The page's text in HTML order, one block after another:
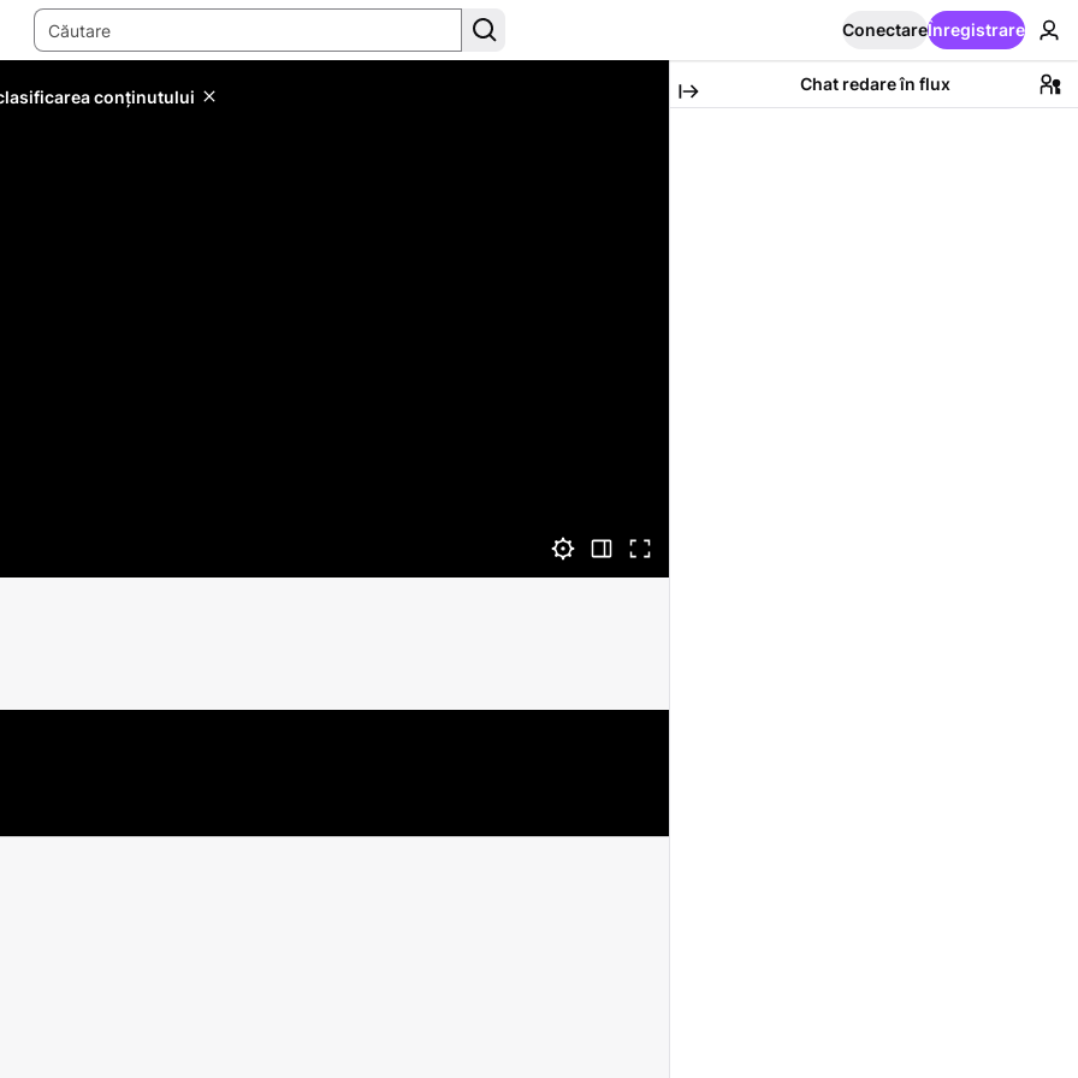
ConectareÎnregistrare
conținutului
Chat redare în flux